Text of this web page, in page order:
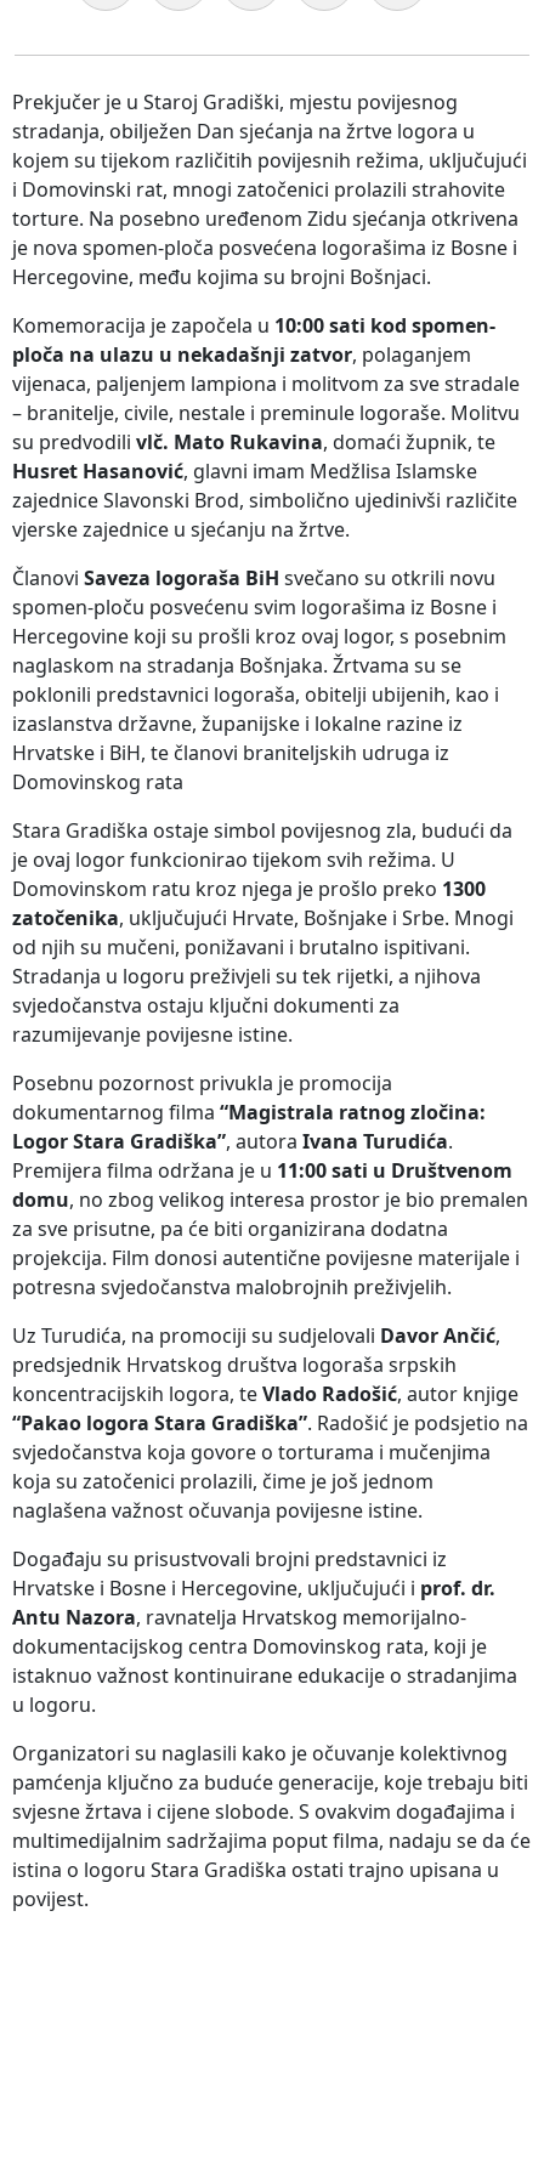
Prekjučer je u Staroj Gradiški, mjestu povijesnog
stradanja, obilježen Dan sjećanja na žrtve logora u
kojem su tijekom različitih povijesnih režima, uključujući
i Domovinski rat, mnogi zatočenici prolazili strahovite
torture. Na posebno uređenom Zidu sjećanja otkrivena
je nova spomen-ploča posvećena logorašima iz Bosne i
Hercegovine, među kojima su brojni Bošnjaci.
Komemoracija je započela u 10:00 sati kod spomen-
ploča na ulazu u nekadašnji zatvor, polaganjem
vijenaca, paljenjem lampiona i molitvom za sve stradale
– branitelje, civile, nestale i preminule logoraše. Molitvu
su predvodili vlč. Mato Rukavina, domaći župnik, te
Husret Hasanović, glavni imam Medžlisa Islamske
zajednice Slavonski Brod, simbolično ujedinivši različite
vjerske zajednice u sjećanju na žrtve.
Članovi Saveza logoraša BiH svečano su otkrili novu
spomen-ploču posvećenu svim logorašima iz Bosne i
Hercegovine koji su prošli kroz ovaj logor, s posebnim
naglaskom na stradanja Bošnjaka. Žrtvama su se
poklonili predstavnici logoraša, obitelji ubijenih, kao i
izaslanstva državne, županijske i lokalne razine iz
Hrvatske i BiH, te članovi braniteljskih udruga iz
Domovinskog rata
Stara Gradiška ostaje simbol povijesnog zla, budući da
je ovaj logor funkcionirao tijekom svih režima. U
Domovinskom ratu kroz njega je prošlo preko 1300
zatočenika, uključujući Hrvate, Bošnjake i Srbe. Mnogi
od njih su mučeni, ponižavani i brutalno ispitivani.
Stradanja u logoru preživjeli su tek rijetki, a njihova
svjedočanstva ostaju ključni dokumenti za
razumijevanje povijesne istine.
Posebnu pozornost privukla je promocija
dokumentarnog filma “Magistrala ratnog zločina:
Logor Stara Gradiška”, autora Ivana Turudića.
Premijera filma održana je u 11:00 sati u Društvenom
domu, no zbog velikog interesa prostor je bio premalen
za sve prisutne, pa će biti organizirana dodatna
projekcija. Film donosi autentične povijesne materijale i
potresna svjedočanstva malobrojnih preživjelih.
Uz Turudića, na promociji su sudjelovali Davor Ančić,
predsjednik Hrvatskog društva logoraša srpskih
koncentracijskih logora, teVlado Radošić, autor knjige
“Pakao logora Stara Gradiška”. Radošić je podsjetio na
svjedočanstva koja govore o torturama i mučenjima
koja su zatočenici prolazili, čime je još jednom
naglašena važnost očuvanja povijesne istine.
Događaju su prisustvovali brojni predstavnici iz
Hrvatske i Bosne i Hercegovine, uključujući i prof. dr.
Antu Nazora, ravnatelja Hrvatskog memorijalno-
dokumentacijskog centra Domovinskog rata, koji je
istaknuo važnost kontinuirane edukacije o stradanjima
u logoru.
Organizatori su naglasili kako je očuvanje kolektivnog
pamćenja ključno za buduće generacije, koje trebaju biti
svjesne žrtava i cijene slobode. S ovakvim događajima i
multimedijalnim sadržajima poput filma, nadaju se da će
istina o logoru Stara Gradiška ostati trajno upisana u
povijest.